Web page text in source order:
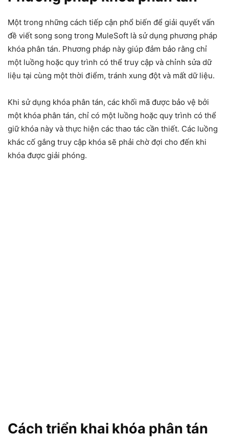
Một trong những cách tiếp cận phổ biến để giải quyết vấn
đề viết song song trong MuleSoft là sử dụng phương pháp
khóa phân tán. Phương pháp này giúp đảm bảo rằng chỉ
một luồng hoặc quy trình có thể truy cập và chỉnh sửa dữ
liệu tại cùng một thời điểm, tránh xung đột và mất dữ liệu.
Khi sử dụng khóa phân tán, các khối mã được bảo vệ bởi
một khóa phân tán, chỉ có một luồng hoặc quy trình có thể
giữ khóa này và thực hiện các thao tác cần thiết. Các luồng
khác cố gắng truy cập khóa sẽ phải chờ đợi cho đến khi
khóa được giải phóng.
Cách triển khai khóa phân tán